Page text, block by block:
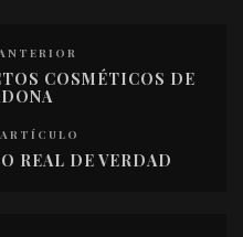
COSMÉTICOS DE
REAL DE VERDAD